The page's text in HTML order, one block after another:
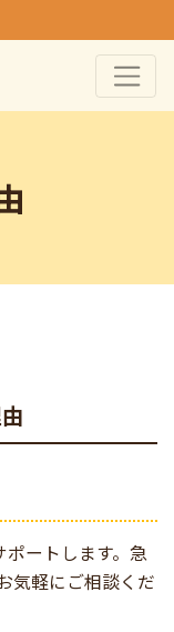
ートします。急
気軽にご相談くだ